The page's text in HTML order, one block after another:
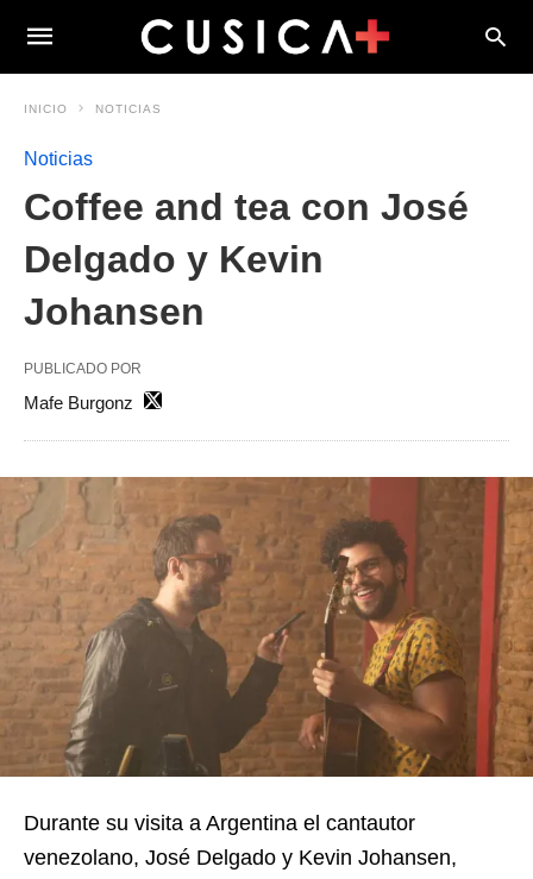
INICIO NOTICIAS
Noticias
Coffee and tea con José
Delgado y Kevin
Johansen
PUBLICADO POR
Mafe Burgonz
Durante su visita a Argentina el cantautor
venezolano, José Delgado y Kevin Johansen,